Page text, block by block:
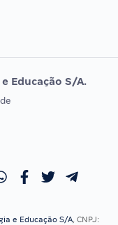
DE ORDEM
OAB
Educação S/A.
e Educação S/A, CNPJ: